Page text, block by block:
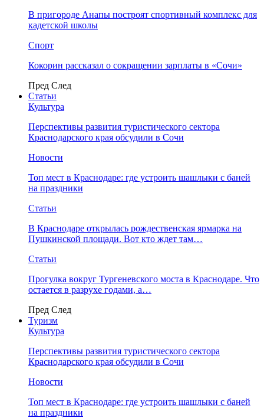
В пригороде Анапы построят спортивный комплекс для
кадетской школы
Спорт
Кокорин рассказал о сокращении зарплаты в «Сочи»
Пред След
Статьи
Культура
Перспективы развития туристического сектора
Краснодарского края обсудили в Сочи
Новости
Топ мест в Краснодаре: где устроить шашлыки с баней
на праздники
Статьи
В Краснодаре открылась рождественская ярмарка на
Пушкинской площади. Вот кто ждет там…
Статьи
Прогулка вокруг Тургеневского моста в Краснодаре. Что
остается в разрухе годами, а…
Пред След
Туризм
Культура
Перспективы развития туристического сектора
Краснодарского края обсудили в Сочи
Новости
Топ мест в Краснодаре: где устроить шашлыки с баней
на праздники